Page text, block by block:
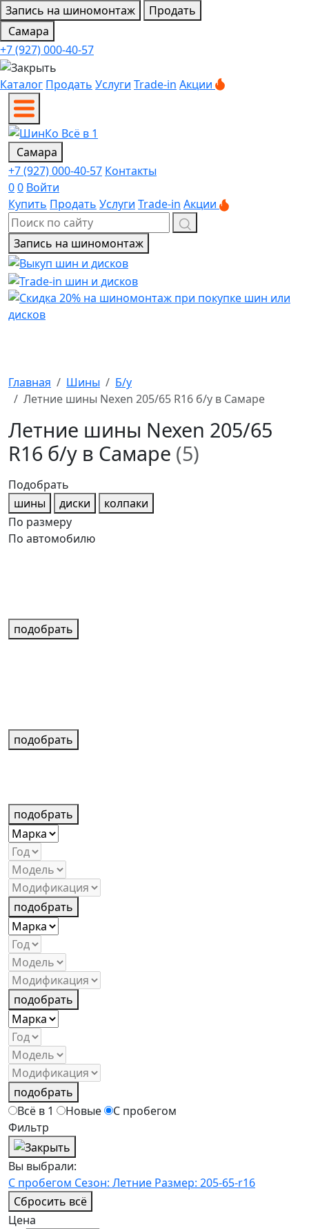
Запись на шиномонтаж
Продать
Самара
+7 (927) 000-40-57
Каталог Продать Услуги Trade-in Акции
Самара
+7 (927) 000-40-57 Контакты
00 Войти
Купить Продать Услуги Trade-in Акции
Запись на шиномонтаж
Главная Шины
Б/у
Летние шины Nexen 205/65 R16 б/у в Самаре
Летние шины Nexen 205/65
R16 б/у в Самаре (5)
Подобрать
шины
диски
колпаки
По размеру
По автомобилю
подобрать
подобрать
подобрать
подобрать
подобрать
подобрать
Всё в 1
Новые
С пробегом
Фильтр
Вы выбрали:
С пробегом Сезон: Летние Размер: 205-65-r16
Сбросить всё
Цена